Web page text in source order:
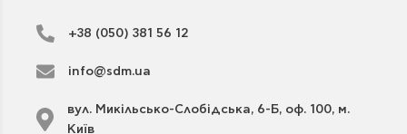
+38 (050) 381 56 12
info@sdm.ua
вул. Микільсько-Слобідська, 6-Б, оф. 100, м.
Київ